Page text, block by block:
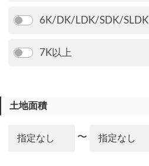
6K/DK/LDK/SDK/SLDK
7K以上
土地面積
〜